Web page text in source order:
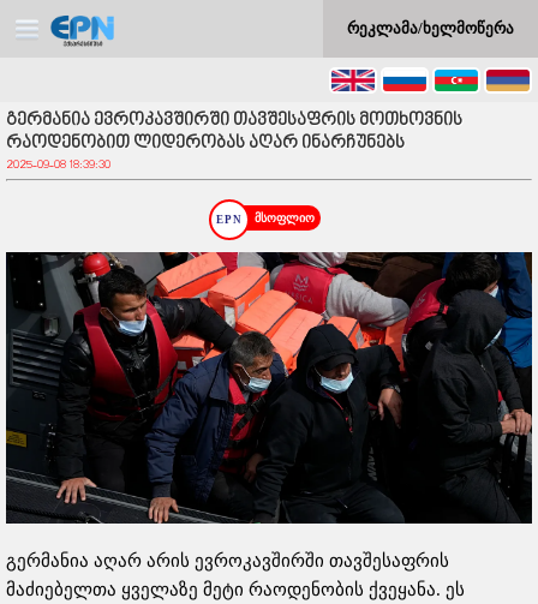
რეკლამა/ხელმოწერა
გერმანია ევროკავშირში თავშესაფრის მოთხოვნის
რაოდენობით ლიდერობას აღარ ინარჩუნებს
2025-09-08 18:39:30
მსოფლიო
გერმანია აღარ არის ევროკავშირში თავშესაფრის
მაძიებელთა ყველაზე მეტი რაოდენობის ქვეყანა. ეს